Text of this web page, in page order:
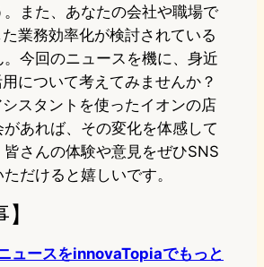
。また、あなたの会社や職場で
業務効率化が検討されている
今回のニュースを機に、身近
について考えてみませんか？
スタントを使ったイオンの店
あれば、その変化を体感して
さんの体験や意見をぜひSNS
だけると嬉しいです。
ュースをinnovaTopiaでもっと